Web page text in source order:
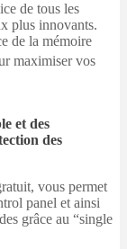
de tous les
plus innovants.
de la mémoire
maximiser vos
et des
des
vous permet
panel et ainsi
grâce au “single